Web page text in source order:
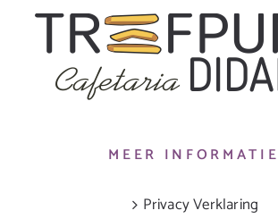
MEER
Privacy Verklaring